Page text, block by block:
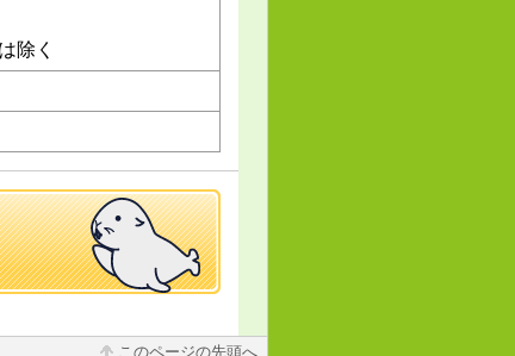
除く
このページの先頭へ